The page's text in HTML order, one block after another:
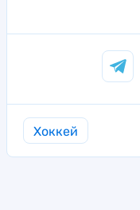
Хоккей